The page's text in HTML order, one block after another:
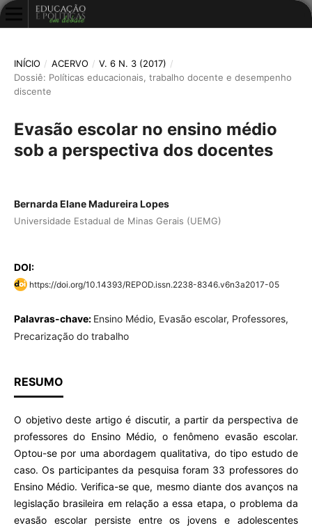
INÍCIO / ACERVO / V. 6 N. 3 (2017) /
Dossiê: Políticas educacionais, trabalho docente e desempenho
discente
Evasão escolar no ensino médio
sob a perspectiva dos docentes
Bernarda Elane Madureira Lopes
Universidade Estadual de Minas Gerais (UEMG)
DOI:
https://doi.org/10.14393/REPOD.issn.2238-8346.v6n3a2017-05
Palavras-chave: Ensino Médio, Evasão escolar, Professores,
Precarização do trabalho
RESUMO
O objetivo deste artigo é discutir, a partir da perspectiva de
professores do Ensino Médio, o fenômeno evasão escolar.
Optou-se por uma abordagem qualitativa, do tipo estudo de
caso. Os participantes da pesquisa foram 33 professores do
Ensino Médio. Verifica-se que, mesmo diante dos avanços na
legislação brasileira em relação a essa etapa, o problema da
evasão escolar persiste entre os jovens e adolescentes